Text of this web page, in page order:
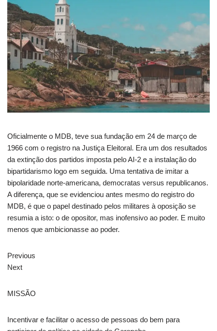
Oficialmente o MDB, teve sua fundação em 24 de março de
1966 com o registro na Justiça Eleitoral. Era um dos resultados
da extinção dos partidos imposta pelo AI-2 e a instalação do
bipartidarismo logo em seguida. Uma tentativa de imitar a
bipolaridade norte-americana, democratas versus republicanos.
A diferença, que se evidenciou antes mesmo do registro do
MDB, é que o papel destinado pelos militares à oposição se
resumia a isto: o de opositor, mas inofensivo ao poder. E muito
menos que ambicionasse ao poder.
Previous
Next
MISSÃO
Incentivar e facilitar o acesso de pessoas do bem para